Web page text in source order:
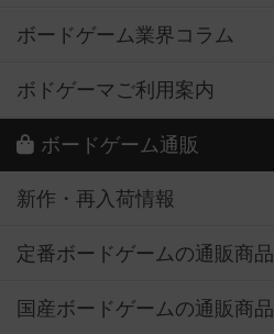
ボードゲーム業界コラム
ボドゲーマご利用案内
ボードゲーム通販
新作・再入荷情報
定番ボードゲームの通販商品
国産ボードゲームの通販商品